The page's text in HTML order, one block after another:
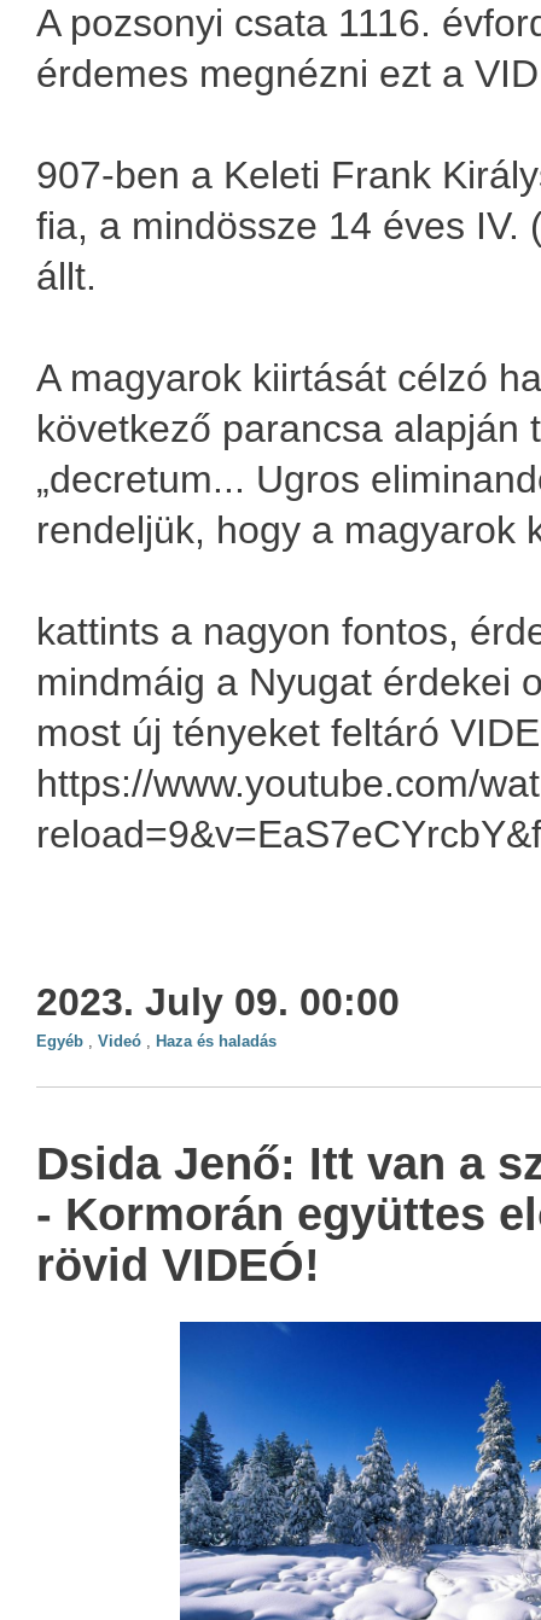
A pozsonyi csata 1116.
érdemes megnézni ezt a
907-ben a Keleti Frank
fia, a mindössze 14 éves IV.
állt.
A magyarok kiirtását célzó
következő parancsa alapján
„decretum... Ugros
rendeljük, hogy a magyarok
kattints a nagyon fontos,
mindmáig a Nyugat érdekei
most új tényeket feltáró
https://www.youtube.com/
2023. July 09. 00:00
Egyéb , Videó , Haza és haladás
Dsida Jenő: Itt van a
- Kormorán együttes
rövid VIDEÓ!